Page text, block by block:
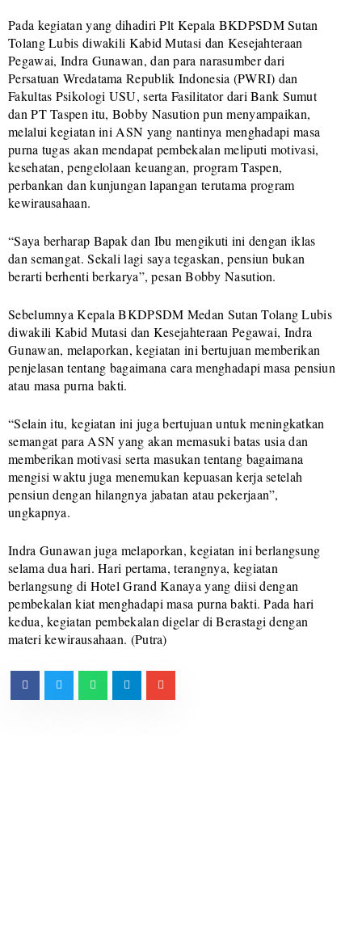
Pada kegiatan yang dihadiri Plt Kepala BKDPSDM Sutan
Tolang Lubis diwakili Kabid Mutasi dan Kesejahteraan
Pegawai, Indra Gunawan, dan para narasumber dari
Persatuan Wredatama Republik Indonesia (PWRI) dan
Fakultas Psikologi USU, serta Fasilitator dari Bank Sumut
dan PT Taspen itu, Bobby Nasution pun menyampaikan,
melalui kegiatan ini ASN yang nantinya menghadapi masa
purna tugas akan mendapat pembekalan meliputi motivasi,
kesehatan, pengelolaan keuangan, program Taspen,
perbankan dan kunjungan lapangan terutama program
kewirausahaan.
“Saya berharap Bapak dan Ibu mengikuti ini dengan iklas
dan semangat. Sekali lagi saya tegaskan, pensiun bukan
berarti berhenti berkarya”, pesan Bobby Nasution.
Sebelumnya Kepala BKDPSDM Medan Sutan Tolang Lubis
diwakili Kabid Mutasi dan Kesejahteraan Pegawai, Indra
Gunawan, melaporkan, kegiatan ini bertujuan memberikan
penjelasan tentang bagaimana cara menghadapi masa pensiun
atau masa purna bakti.
“Selain itu, kegiatan ini juga bertujuan untuk meningkatkan
semangat para ASN yang akan memasuki batas usia dan
memberikan motivasi serta masukan tentang bagaimana
mengisi waktu juga menemukan kepuasan kerja setelah
pensiun dengan hilangnya jabatan atau pekerjaan”,
ungkapnya.
Indra Gunawan juga melaporkan, kegiatan ini berlangsung
selama dua hari. Hari pertama, terangnya, kegiatan
berlangsung di Hotel Grand Kanaya yang diisi dengan
pembekalan kiat menghadapi masa purna bakti. Pada hari
kedua, kegiatan pembekalan digelar di Berastagi dengan
materi kewirausahaan. (Putra)